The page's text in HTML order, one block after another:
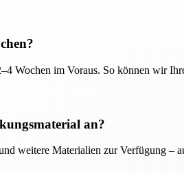
Wochen im Voraus. So können wir
an?
weitere Materialien zur Verfügung –